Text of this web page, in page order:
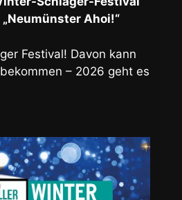
Ahoi!“
Festival! Davon kann
– 2026 geht es